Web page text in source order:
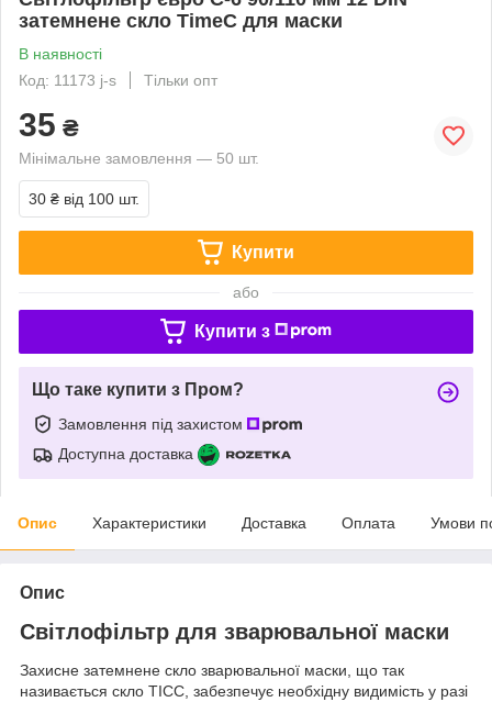
затемнене скло TimeС для маски
В наявності
Код: 11173 j-s
Тільки опт
35 ₴
Мінімальне замовлення — 50 шт.
30 ₴ від 100 шт.
Купити
або
Купити з
Що таке купити з Пром?
Замовлення під захистом
Доступна доставка
Опис Характеристики Доставка Оплата Умови
Опис
Світлофільтр для зварювальної маски
Захисне затемнене скло зварювальної маски, що так
називається скло ТІСС, забезпечує необхідну видимість у разі